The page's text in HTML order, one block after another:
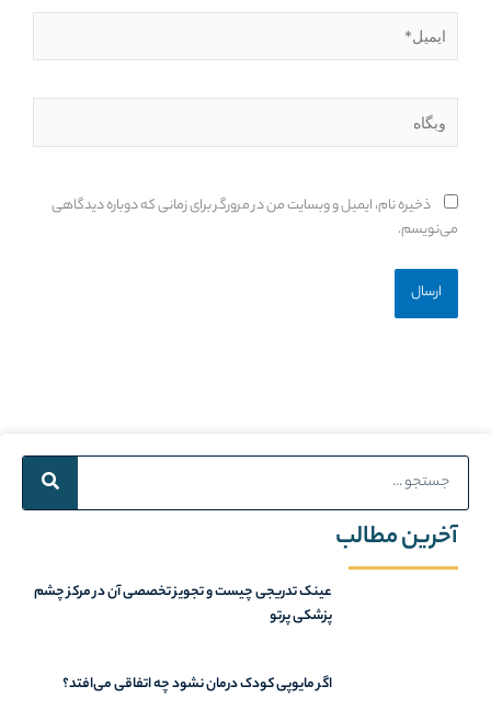
وبگاه
ذخیره نام، ایمیل و وبسایت من در مرورگر برای زمانی که دوباره دیدگاهی
می‌نویسم.
آخرین مطالب
عینک تدریجی چیست و تجویز تخصصی آن در مرکز چشم
پزشکی پرتو
اگر مایوپی کودک درمان نشود چه اتفاقی می‌افتد؟